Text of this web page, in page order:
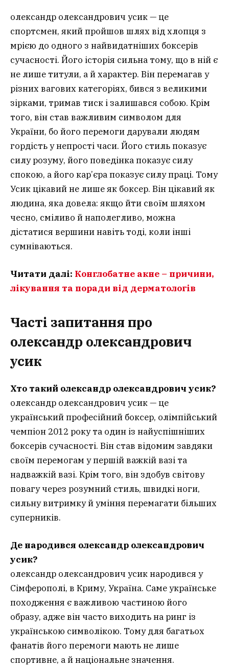
олександр олександрович усик — це
спортсмен, який пройшов шлях від хлопця з
мрією до одного з найвидатніших боксерів
сучасності. Його історія сильна тому, що в ній є
не лише титули, а й характер. Він перемагав у
різних вагових категоріях, бився з великими
зірками, тримав тиск і залишався собою. Крім
того, він став важливим символом для
України, бо його перемоги дарували людям
гордість у непрості часи. Його стиль показує
силу розуму, його поведінка показує силу
спокою, а його кар’єра показує силу праці. Тому
Усик цікавий не лише як боксер. Він цікавий як
людина, яка довела: якщо йти своїм шляхом
чесно, сміливо й наполегливо, можна
дістатися вершини навіть тоді, коли інші
сумніваються.
Читати далі: Конглобатне акне – причини,
лікування та поради від дерматологів
Часті запитання про
олександр олександрович
усик
Хто такий олександр олександрович усик?
олександр олександрович усик — це
український професійний боксер, олімпійський
чемпіон 2012 року та один із найуспішніших
боксерів сучасності. Він став відомим завдяки
своїм перемогам у першій важкій вазі та
надважкій вазі. Крім того, він здобув світову
повагу через розумний стиль, швидкі ноги,
сильну витримку й уміння перемагати більших
суперників.
Де народився олександр олександрович
усик?
олександр олександрович усик народився у
Сімферополі, в Криму, Україна. Саме українське
походження є важливою частиною його
образу, адже він часто виходить на ринг із
українською символікою. Тому для багатьох
фанатів його перемоги мають не лише
спортивне, а й національне значення.